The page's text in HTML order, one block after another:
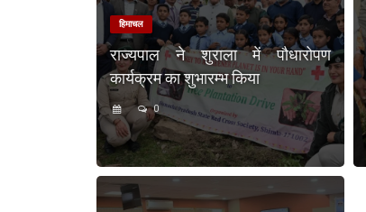
हिमाचल
राज्यपाल ने शुराला में पौधारोपण
कार्यक्रम का शुभारम्भ किया
0